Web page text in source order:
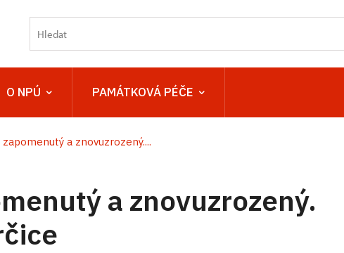
O NPÚ PAMÁTKOVÁ PÉČE
a znovuzrozený....
a znovuzrozený.